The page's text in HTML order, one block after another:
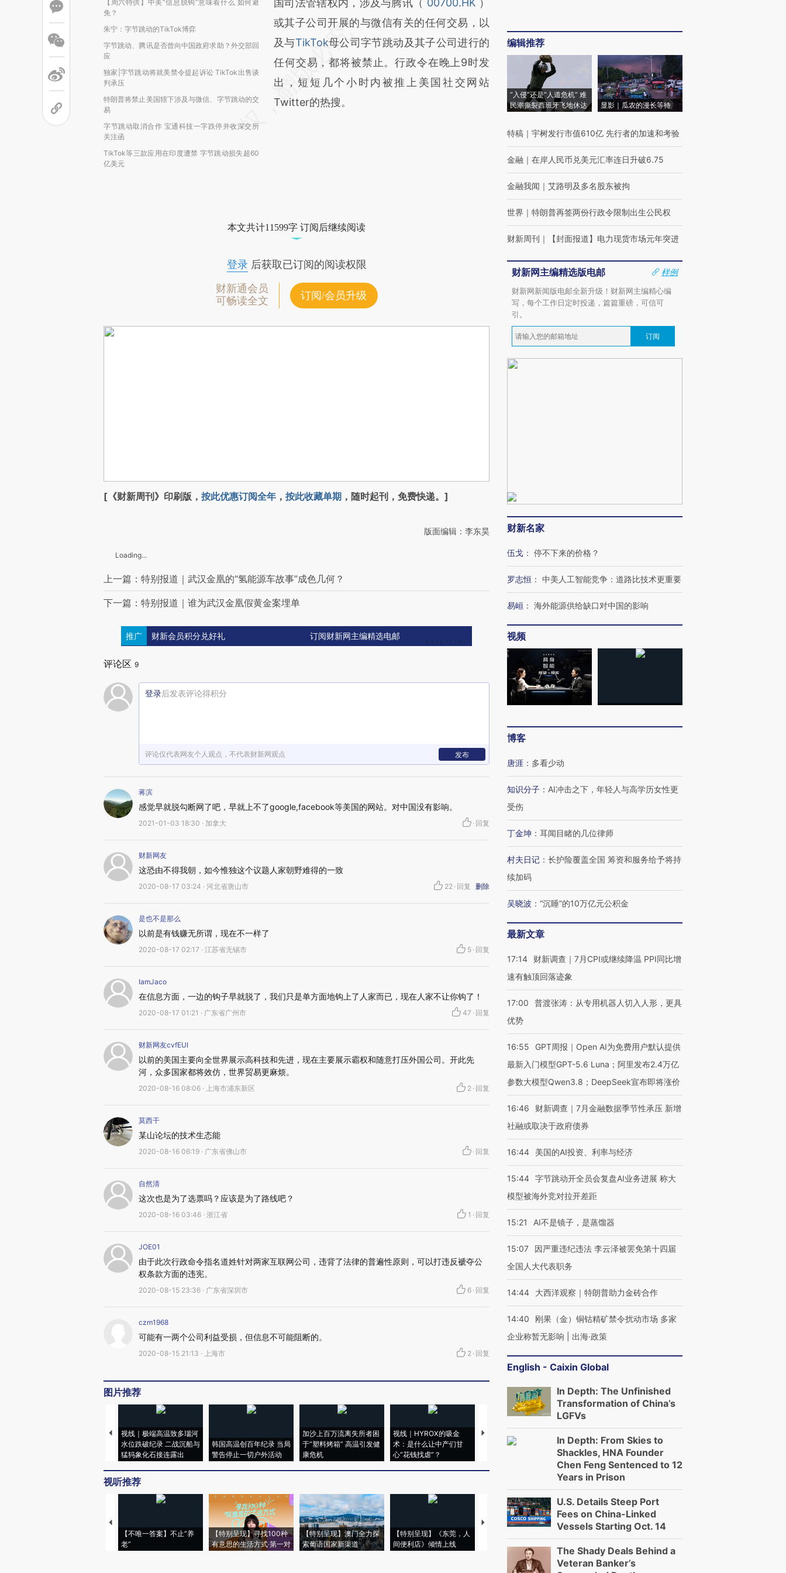
【周六特供】中美“信息脱钩”意味着什么 如何避
免？
朱宁：字节跳动的TikTok博弈
字节跳动、腾讯是否曾向中国政府求助？外交部回
应
独家|字节跳动将就美禁令提起诉讼 TikTok出售谈
判承压
特朗普将禁止美国辖下涉及与微信、字节跳动的交
易
字节跳动取消合作 宝通科技一字跌停并收深交所
关注函
TikTok等三款应用在印度遭禁 字节跳动损失超60
亿美元
国司法管辖权内，涉及与腾讯（ 00700.HK ）
或其子公司开展的与微信有关的任何交易，以
及与TikTok母公司字节跳动及其子公司进行的
任何交易，都将被禁止。行政令在晚上9时发
出，短短几个小时内被推上美国社交网站
Twitter的热搜。
本文共计11599字 订阅后继续阅读
登录后获取已订阅的阅读权限
财新通会员
可畅读全文
订阅/会员升级
[《财新周刊》印刷版， 按此优惠订阅全年 ， 按此收藏单期 ，随时起刊，免费快递。]
版面编辑：李东昊
Loading...
上一篇：特别报道｜武汉金凰的“氢能源车故事”成色几何？
下一篇：特别报道｜谁为武汉金凰假黄金案埋单
推广 财新会员积分兑好礼 订阅财新网主编精选电邮
评论区 9
登录后发表评论得积分
评论仅代表网友个人观点，不代表财新网观点 发布
蒋滨
感觉早就脱勾断网了吧，早就上不了google,facebook等美国的网站。对中国没有影响。
2021-01-03 18:30 · 加拿大 · 回复
财新网友
这恐由不得我朝，如今惟独这个议题人家朝野难得的一致
2020-08-17 03:24 · 河北省唐山市 22 · 回复 删除
是也不是那么
以前是有钱赚无所谓，现在不一样了
2020-08-17 02:17 · 江苏省无锡市 5 · 回复
IamJaco
在信息方面，一边的钩子早就脱了，我们只是单方面地钩上了人家而已，现在人家不让你钩了！
2020-08-17 01:21 · 广东省广州市 47 · 回复
财新网友cvfEUI
以前的美国主要向全世界展示高科技和先进，现在主要展示霸权和随意打压外国公司。开此先
河，众多国家都将效仿，世界贸易更麻烦。
2020-08-16 08:06 · 上海市浦东新区 2 · 回复
莫西干
某山论坛的技术生态能
2020-08-16 06:19 · 广东省佛山市 · 回复
自然清
这次也是为了选票吗？应该是为了路线吧？
2020-08-16 03:46 · 浙江省 1 · 回复
JOE01
由于此次行政命令指名道姓针对两家互联网公司，违背了法律的普遍性原则，可以打违反褫夺公
权条款方面的违宪。
2020-08-15 23:36 · 广东省深圳市 6 · 回复
czm1968
可能有一两个公司利益受损，但信息不可能阻断的。
2020-08-15 21:13 · 上海市 2 · 回复
图片推荐
视线｜极端高温致多瑙河
水位跌破纪录 二战沉船与
猛犸象化石接连露出
韩国高温创百年纪录 当局
警告停止一切户外活动
加沙上百万流离失所者困
于“塑料烤箱” 高温引发健
康危机
视线｜HYROX的吸金
术：是什么让中产们甘
心“花钱找虐”？
马航飞行员跨国走私7万
粒摇头丸 尿检体内含3种
度Z世代 用街头抗争将教
育部长拱下台
视听推荐
【不唯一答案】不止“养
老”
【特别呈现】寻找100种
有意思的生活方式·第一对
【特别呈现】澳门全力探
索葡语国家新渠道
【特别呈现】《东莞，人
间便利店》倾情上线
【推广】走进第四届链博
【特别呈现】寻找100种
编辑推荐
“入侵”还是“人道危机” 难
民潮撕裂西班牙飞地休达
显影｜瓜农的漫长等待
特稿 ｜ 宇树发行市值610亿 先行者的加速和考验
金融 ｜ 在岸人民币兑美元汇率连日升破6.75
金融我闻 ｜ 艾路明及多名股东被拘
世界 ｜ 特朗普再签两份行政令限制出生公民权
财新周刊 ｜ 【封面报道】电力现货市场元年突进
财新网主编精选版电邮
样例
财新网新闻版电邮全新升级！财新网主编精心编
写，每个工作日定时投递，篇篇重磅，可信可
引。
订阅
财新名家
伍戈 ： 停不下来的价格？
罗志恒 ： 中美人工智能竞争：道路比技术更重要
易峘 ： 海外能源供给缺口对中国的影响
视频
博客
唐涯 ： 多看少动
知识分子 ： AI冲击之下，年轻人与高学历女性更
受伤
丁金坤 ： 耳闻目睹的几位律师
村夫日记 ： 长护险覆盖全国 筹资和服务给予将持
续加码
吴晓波 ： “沉睡”的10万亿元公积金
最新文章
17:14
财新调查｜7月CPI或继续降温 PPI同比增
速有触顶回落迹象
17:00
普渡张涛：从专用机器人切入人形，更具
优势
16:55
GPT周报｜Open AI为免费用户默认提供
最新入门模型GPT-5.6 Luna；阿里发布2.4万亿
参数大模型Qwen3.8；DeepSeek宣布即将涨价
16:46
财新调查｜7月金融数据季节性承压 新增
社融或取决于政府债券
16:44 美国的AI投资、利率与经济
15:44 字节跳动开全员会复盘AI业务进展 称大
模型被海外竞对拉开差距
15:21 AI不是镜子，是蒸馏器
15:07
因严重违纪违法 李云泽被罢免第十四届
全国人大代表职务
14:44 大西洋观察｜特朗普助力金砖合作
14:40
刚果（金）铜钴精矿禁令扰动市场 多家
企业称暂无影响 | 出海·政策
English - Caixin Global
In Depth: The Unfinished
Transformation of China’s
LGFVs
In Depth: From Skies to
Shackles, HNA Founder
Chen Feng Sentenced to 12
Years in Prison
U.S. Details Steep Port
Fees on China-Linked
Vessels Starting Oct. 14
The Shady Deals Behind a
Veteran Banker’s